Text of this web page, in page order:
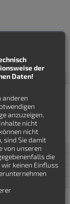
der
Daten!
anderen
anzuzeigen.
nicht
nicht
sind Sie damit
von unseren
die
keinen Einfluss